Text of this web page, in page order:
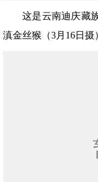
这是云南迪庆藏
滇金丝猴（3月16日摄